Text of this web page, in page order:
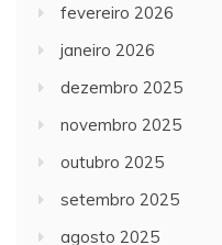
fevereiro 2026
janeiro 2026
dezembro 2025
novembro 2025
outubro 2025
setembro 2025
agosto 2025